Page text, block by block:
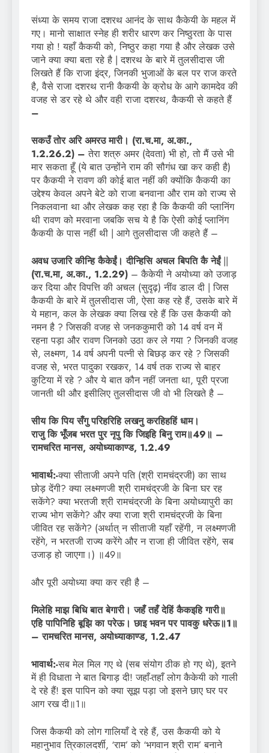
संध्या के समय राजा दशरथ आनंद के साथ कैकेयी के महल में
गए। मानो साक्षात स्नेह ही शरीर धारण कर निष्ठुरता के पास
गया हो ! यहाँ कैकयी को, निष्ठुर कहा गया है और लेखक उसे
जाने क्या क्या बता रहे है | दशरथ के बारे में तुलसीदास जी
लिखते हैं कि राजा इंद्र, जिनकी भुजाओं के बल पर राज करते
है, वैसे राजा दशरथ रानी कैकयी के क्रोध के आगे कामदेव की
वजह से डर रहे थे और वही राजा दशरथ, कैकयी से कहते हैं
–
सकउँ तोर अरि अमरउ मारी। (रा.च.मा, अ.का.,
1.2.26.2) – तेरा शत्रु अमर (देवता) भी हो, तो मैं उसे भी
मार सकता हूँ (ये बात उन्होंने राम की सौगंध खा कर कही है)
पर कैकयी ने रावण की कोई बात नहीं की क्योंकि कैकयी का
उद्देश्य केवल अपने बेटे को राजा बनवाना और राम को राज्य से
निकलवाना था और लेखक कह रहा है कि कैकयी की प्लानिंग
थी रावण को मरवाना जबकि सच ये है कि ऐसी कोई प्लानिंग
कैकयी के पास नहीं थी | आगे तुलसीदास जी कहते हैं –
अवध उजारि कीन्हि कैकेईं। दीन्हिसि अचल बिपति कै नेईं||
(रा.च.मा, अ.का., 1.2.29) – कैकेयी ने अयोध्या को उजाड़
कर दिया और विपत्ति की अचल (सुदृढ़) नींव डाल दी | जिस
कैकयी के बारे में तुलसीदास जी, ऐसा कह रहे हैं, उसके बारे में
ये महान, कल के लेखक क्या लिख रहे हैं कि उस कैकयी को
नमन है ? जिसकी वजह से जनककुमारी को 14 वर्ष वन में
रहना पड़ा और रावण जिनको उठा कर ले गया ? जिनकी वजह
से, लक्ष्मण, 14 वर्ष अपनी पत्नी से बिछड़ कर रहे ? जिसकी
वजह से, भरत पादुका रखकर, 14 वर्ष तक राज्य से बाहर
कुटिया में रहे ? और ये बात कौन नहीं जनता था, पूरी प्रजा
जानती थी और इसीलिए तुलसीदास जी वो भी लिखते है –
सीय कि पिय सँगु परिहरिहि लखनु करहिहहिं धाम।
राजु कि भूँजब भरत पुर नृपु कि जिइहि बिनु राम॥49॥ –
रामचरित मानस, अयोध्याकाण्ड, 1.2.49
भावार्थ:-क्या सीताजी अपने पति (श्री रामचंद्रजी) का साथ
छोड़ देंगी? क्या लक्ष्मणजी श्री रामचंद्रजी के बिना घर रह
सकेंगे? क्या भरतजी श्री रामचंद्रजी के बिना अयोध्यापुरी का
राज्य भोग सकेंगे? और क्या राजा श्री रामचंद्रजी के बिना
जीवित रह सकेंगे? (अर्थात् न सीताजी यहाँ रहेंगी, न लक्ष्मणजी
रहेंगे, न भरतजी राज्य करेंगे और न राजा ही जीवित रहेंगे, सब
उजाड़ हो जाएगा।) ॥49॥
और पूरी अयोध्या क्या कर रही है –
मिलेहि माझ बिधि बात बेगारी। जहँ तहँ देहिं कैकइहि गारी॥
एहि पापिनिहि बूझि का परेऊ। छाइ भवन पर पावकु धरेऊ॥1॥
–रामचरित मानस, अयोध्याकाण्ड, 1.2.47
भावार्थ:-सब मेल मिल गए थे (सब संयोग ठीक हो गए थे), इतने
में ही विधाता ने बात बिगाड़ दी! जहाँ-तहाँ लोग कैकेयी को गाली
दे रहे हैं! इस पापिन को क्या सूझ पड़ा जो इसने छाए घर पर
आग रख दी॥1॥
जिस कैकयी को लोग गालियाँ दे रहे हैं, उस कैकयी को ये
महानुभाव त्रिकालदर्शी, ‘राम’ को ‘भगवान श्री राम’ बनाने